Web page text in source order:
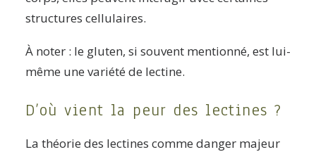
structures cellulaires.
À noter : le gluten, si souvent mentionné, est lui-
même une variété de lectine.
D’où vient la peur des lectines ?
La théorie des lectines comme danger majeur